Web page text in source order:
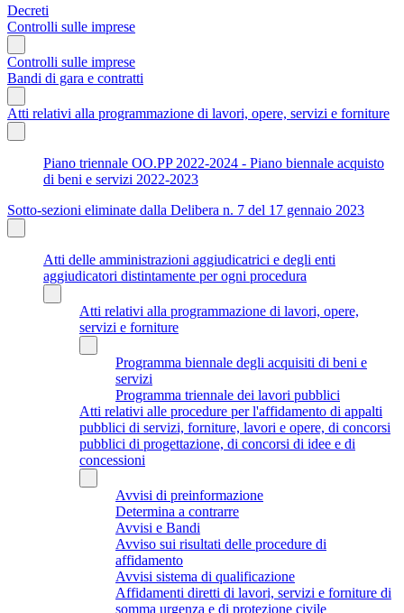
Decreti
Controlli sulle imprese
Controlli sulle imprese
Bandi di gara e contratti
Atti relativi alla programmazione di lavori, opere, servizi e forniture
Piano triennale OO.PP 2022-2024 - Piano biennale acquisto
di beni e servizi 2022-2023
Sotto-sezioni eliminate dalla Delibera n. 7 del 17 gennaio 2023
Atti delle amministrazioni aggiudicatrici e degli enti
aggiudicatori distintamente per ogni procedura
Atti relativi alla programmazione di lavori, opere,
servizi e forniture
Programma biennale degli acquisiti di beni e
servizi
Programma triennale dei lavori pubblici
Atti relativi alle procedure per l'affidamento di appalti
pubblici di servizi, forniture, lavori e opere, di concorsi
pubblici di progettazione, di concorsi di idee e di
concessioni
Avvisi di preinformazione
Determina a contrarre
Avvisi e Bandi
Avviso sui risultati delle procedure di
affidamento
Avvisi sistema di qualificazione
Affidamenti diretti di lavori, servizi e forniture di
somma urgenza e di protezione civile